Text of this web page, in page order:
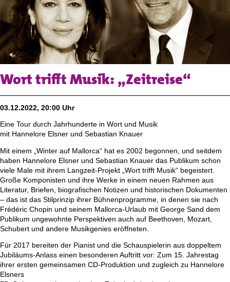
Wort trifft Musik: „Zeitreise“
03.12.2022, 20:00 Uhr
Eine Tour durch Jahrhunderte in Wort und Musik
mit Hannelore Elsner und Sebastian Knauer
Mit einem „Winter auf Mallorca“ hat es 2002 begonnen, und seitdem
haben Hannelore Elsner und Sebastian Knauer das Publikum schon
viele Male mit ihrem Langzeit-Projekt „Wort trifft Musik“ begeistert.
Große Komponisten und ihre Werke in einem neuen Rahmen aus
Literatur, Briefen, biografischen Notizen und historischen Dokumenten
– das ist das Stilprinzip ihrer Bühnenprogramme, in denen sie nach
Frédéric Chopin und seinem Mallorca-Urlaub mit George Sand dem
Publikum ungewohnte Perspektiven auch auf Beethoven, Mozart,
Schubert und andere Musikgenies eröffneten.
Für 2017 bereiten der Pianist und die Schauspielerin aus doppeltem
Jubiläums-Anlass einen besonderen Auftritt vor: Zum 15. Jahrestag
ihrer ersten gemeinsamen CD-Produktion und zugleich zu Hannelore
Elsners